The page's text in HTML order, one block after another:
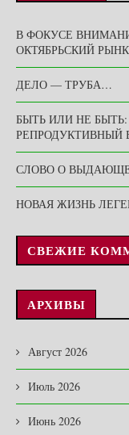
В ФОКУСЕ
ОКТЯБРЬСКИЙ
ДЕЛО — ТРУБА…
БЫТЬ ИЛИ НЕ
РЕПРОДУКТИВНЫЙ
СЛОВО О
НОВАЯ ЖИЗНЬ
СВЕЖИЕ
АРХИВЫ
Август 2026
Июль 2026
Июнь 2026